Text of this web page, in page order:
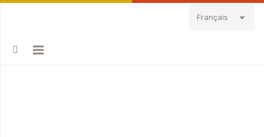
Français